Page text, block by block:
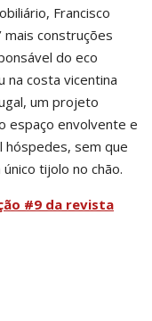
Francisco
mais construções
do eco
na costa vicentina
um projeto
espaço envolvente e
hóspedes, sem que
tijolo no chão.
#9 da revista